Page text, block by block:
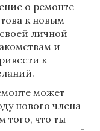
о ремонте
к новым
личной
и
к
может
нового члена
того, что ты